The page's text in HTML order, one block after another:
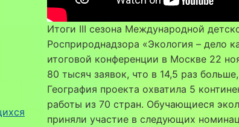
Итоги III сезона Международной
Росприроднадзора «Экология – дело
итоговой конференции в Москве 22
80 тысяч заявок, что в 14,5 раз
География проекта охватила 5
работы из 70 стран. Обучающиеся
приняли участие в следующих